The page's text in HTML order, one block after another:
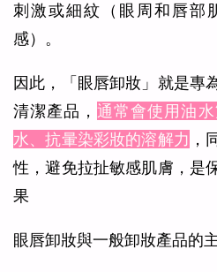
刺激或細紋（眼周和唇部
感）。
因此，「眼唇卸妝」就是專
清潔產品，通常會使用油
水、抗暈染彩妝的溶解力 ，
性，避免拉扯敏感肌膚，是
果
眼唇卸妝與一般卸妝產品的